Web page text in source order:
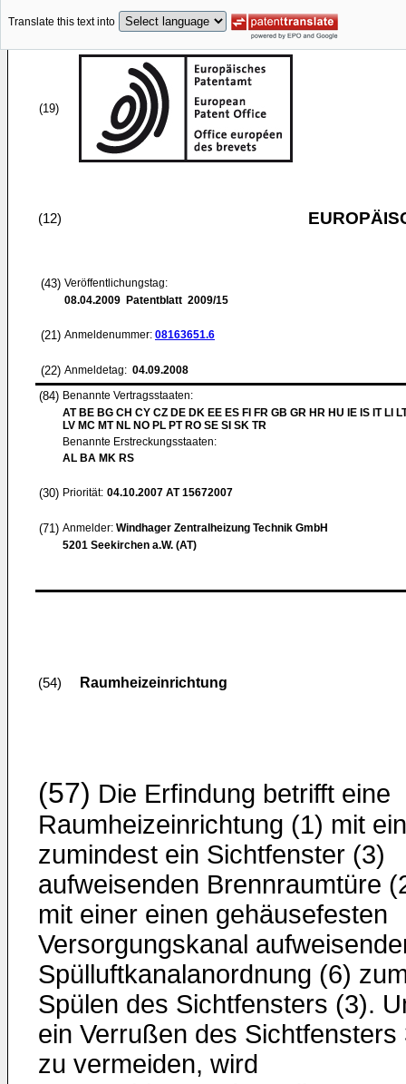
Translate this text into
(19)
(12)
(43) Veröffentlichungstag:
08.04.2009 Patentblatt 2009/15
(21) Anmeldenummer: 08163651.6
(22) Anmeldetag: 04.09.2008
(84) Benannte Vertragsstaaten:
AT BE BG CH CY CZ DE DK EE ES FI FR GB GR HR HU IE IS IT LI
LV MC MT NL NO PL PT RO SE SI SK TR
Benannte Erstreckungsstaaten:
AL BA MK RS
(30) Priorität: 04.10.2007 AT 15672007
(71) Anmelder: Windhager Zentralheizung Technik GmbH
5201 Seekirchen a.W. (AT)
(54) Raumheizeinrichtung
(57) Die Erfindung betrifft eine
Raumheizeinrichtung (1) mit
zumindest ein Sichtfenster (3)
aufweisenden Brennraumtüre
mit einer einen gehäusefesten
Versorgungskanal
Spülluftkanalanordnung (6)
Spülen des Sichtfensters (3).
ein Verrußen des Sichtfensters
zu vermeiden, wird